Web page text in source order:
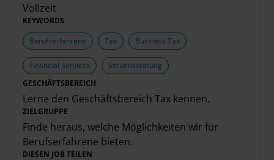
Vollzeit
KEYWORDS
Berufserfahrene
Tax Business Tax
Financial Services
Steuerberatung
GESCHÄFTSBEREICH
Lerne den Geschäftsbereich Tax kennen.
ZIELGRUPPE
Finde heraus, welche Möglichkeiten wir für
Berufserfahrene bieten.
DIESEN JOB TEILEN